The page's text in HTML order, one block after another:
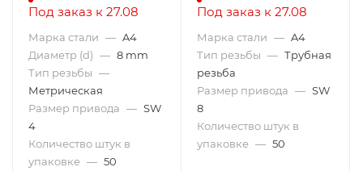
Под заказ к 27.08
Марка стали — A4
Диаметр (d) — 8 mm
Тип резьбы —
Метрическая
Размер привода — SW
4
Количество штук в
упаковке — 50
Под заказ к 27.08
Марка стали — A4
Тип резьбы — Трубная
резьба
Размер привода — SW
8
Количество штук в
упаковке — 50